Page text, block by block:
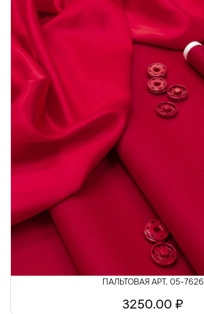
Тафта
Твид
Ткани на мембране
Тренчевые
Трикотаж
Хлопок
Шелк
Шитьё
ПАЛЬТОВАЯ АРТ. 05-7626
3250.00 ₽